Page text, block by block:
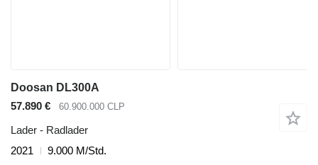
Doosan DL300A
57.890 €
60.900.000 CLP
Lader - Radlader
2021
9.000 M/Std.